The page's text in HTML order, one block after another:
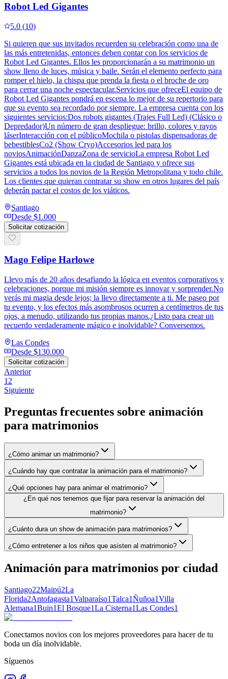
Robot Led Gigantes
5.0 (10)
Si quieren que sus invitados recuerden su celebración como una de
las más entretenidas, entonces deben contar con los servicios de
Robot Led Gigantes. Ellos les proporcionarán a su matrimonio un
show lleno de luces, música y baile. Serán el elemento perfecto para
romper el hielo, la chispa que prenda la fiesta o el broche de oro
para cerrar una noche espectacular.Servicios que ofreceEl equipo de
Robot Led Gigantes pondrá en escena lo mejor de su repertorio para
que su evento sea recordado por siempre. La empresa cuenta con los
siguientes servicios:Dos robots gigantes (Trajes Full Led) (Clásico o
Depredador)Un número de gran despliegue: brillo, colores y rayos
láserInteracción con el públicoMochila o pistolas dispensadoras de
bebestiblesCo2 (Show Cryo)Accesorios led para los
noviosAnimaciónDanzaZona de servicioLa empresa Robot Led
Gigantes está ubicada en la ciudad de Santiago y ofrece sus
servicios a todos los novios de la Región Metropolitana y todo chile.
Los clientes que quieran contratar su show en otros lugares del país
deberán pactar el costos de los viáticos.
Santiago
Desde $1.000
Solicitar cotización
Mago Felipe Harlowe
Llevo más de 20 años desafiando la lógica en eventos corporativos y
celebraciones, porque mi misión siempre es innovar y sorprender.No
verás mi magia desde lejos; la llevo directamente a ti. Me paseo por
tu evento, y los efectos más asombrosos ocurren a centímetros de tus
ojos, a menudo, utilizando tus propias manos.¿Listo para crear un
recuerdo verdaderamente mágico e inolvidable? Conversemos.
Las Condes
Desde $130.000
Solicitar cotización
Anterior
1 2
Siguiente
Preguntas frecuentes sobre animación
para matrimonios
¿Cómo animar un matrimonio?
¿Cuándo hay que contratar la animación para el matrimonio?
¿Qué opciones hay para animar el matrimonio?
¿En qué nos tenemos que fijar para reservar la animación del
matrimonio?
¿Cuánto dura un show de animación para matrimonios?
¿Cómo entretener a los niños que asisten al matrimonio?
Animación para matrimonios por ciudad
Santiago22Maipú2La
Florida2Antofagasta1Valparaíso1Talca1Ñuñoa1Villa
Alemana1Buin1El Bosque1La Cisterna1Las Condes1
Conectamos novios con los mejores proveedores para hacer de tu
boda un día inolvidable.
Síguenos